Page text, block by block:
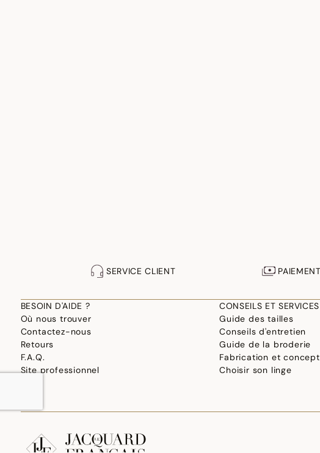
SERVICE CLIENT
BESOIN D'AIDE ?
Où nous trouver
Contactez-nous
Retours
F.A.Q.
Site professionnel
CONSEILS ET SERVICES
Guide des tailles
Conseils d'entretien
Guide de la broderie
Fabrication et
Choisir son linge